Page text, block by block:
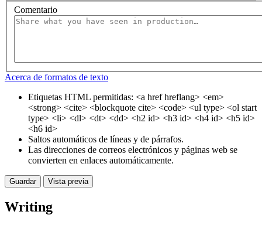
Comentario
Acerca de formatos de texto
Etiquetas HTML permitidas: <a href hreflang> <em>
<strong> <cite> <blockquote cite> <code> <ul type> <ol start
type> <li> <dl> <dt> <dd> <h2 id> <h3 id> <h4 id> <h5 id>
<h6 id>
Saltos automáticos de líneas y de párrafos.
Las direcciones de correos electrónicos y páginas web se
convierten en enlaces automáticamente.
Writing